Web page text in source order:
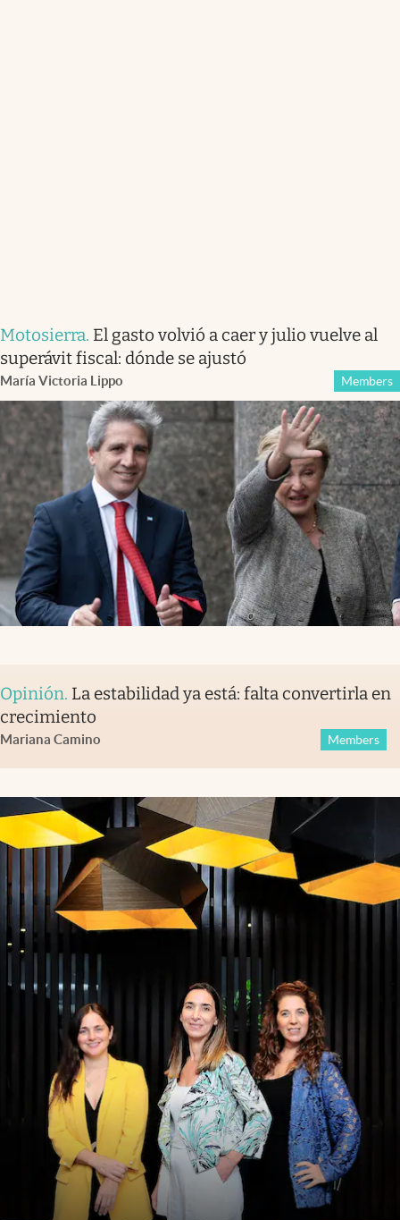
Motosierra. El gasto volvió a caer y julio vuelve al
superávit fiscal: dónde se ajustó
María Victoria Lippo Members
Opinión. La estabilidad ya está: falta convertirla en
crecimiento
Mariana Camino Members